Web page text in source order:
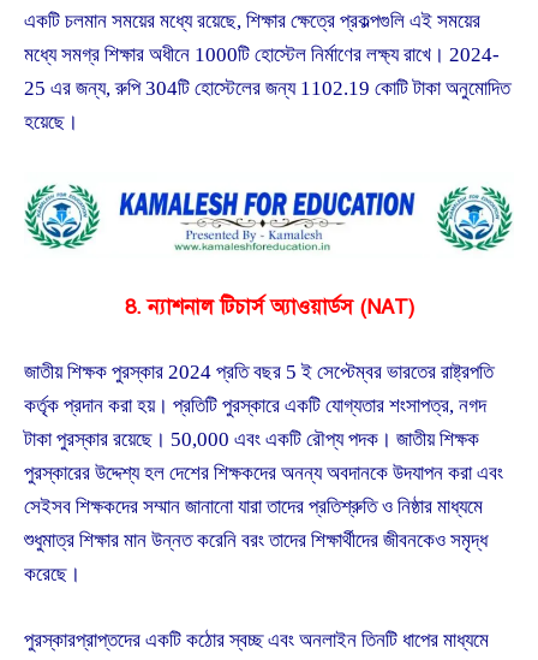
একটি চলমান সময়ের মধ্যে রয়েছে, শিক্ষার ক্ষেত্রে প্রকল্পগুলি এই সময়ের
মধ্যে সমগ্র শিক্ষার অধীনে 1000টি হোস্টেল নির্মাণের লক্ষ্য রাখে। 2024-
25 এর জন্য, রুপি 304টি হোস্টেলের জন্য 1102.19 কোটি টাকা অনুমোদিত
হয়েছে।
8. ন্যাশনাল টিচার্স অ্যাওয়ার্ডস (NAT)
জাতীয় শিক্ষক পুরস্কার 2024 প্রতি বছর 5 ই সেপ্টেম্বর ভারতের রাষ্ট্রপতি
কর্তৃক প্রদান করা হয়। প্রতিটি পুরস্কারে একটি যোগ্যতার শংসাপত্র, নগদ
টাকা পুরস্কার রয়েছে। 50,000 এবং একটি রৌপ্য পদক। জাতীয় শিক্ষক
পুরস্কারের উদ্দেশ্য হল দেশের শিক্ষকদের অনন্য অবদানকে উদযাপন করা এবং
সেইসব শিক্ষকদের সম্মান জানানো যারা তাদের প্রতিশ্রুতি ও নিষ্ঠার মাধ্যমে
শুধুমাত্র শিক্ষার মান উন্নত করেনি বরং তাদের শিক্ষার্থীদের জীবনকেও সমৃদ্ধ
করেছে।
পুরস্কারপ্রাপ্তদের একটি কঠোর স্বচ্ছ এবং অনলাইন তিনটি ধাপের মাধ্যমে